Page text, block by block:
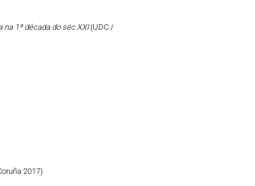
1ª década do séc.XXI(UDC /
2017)